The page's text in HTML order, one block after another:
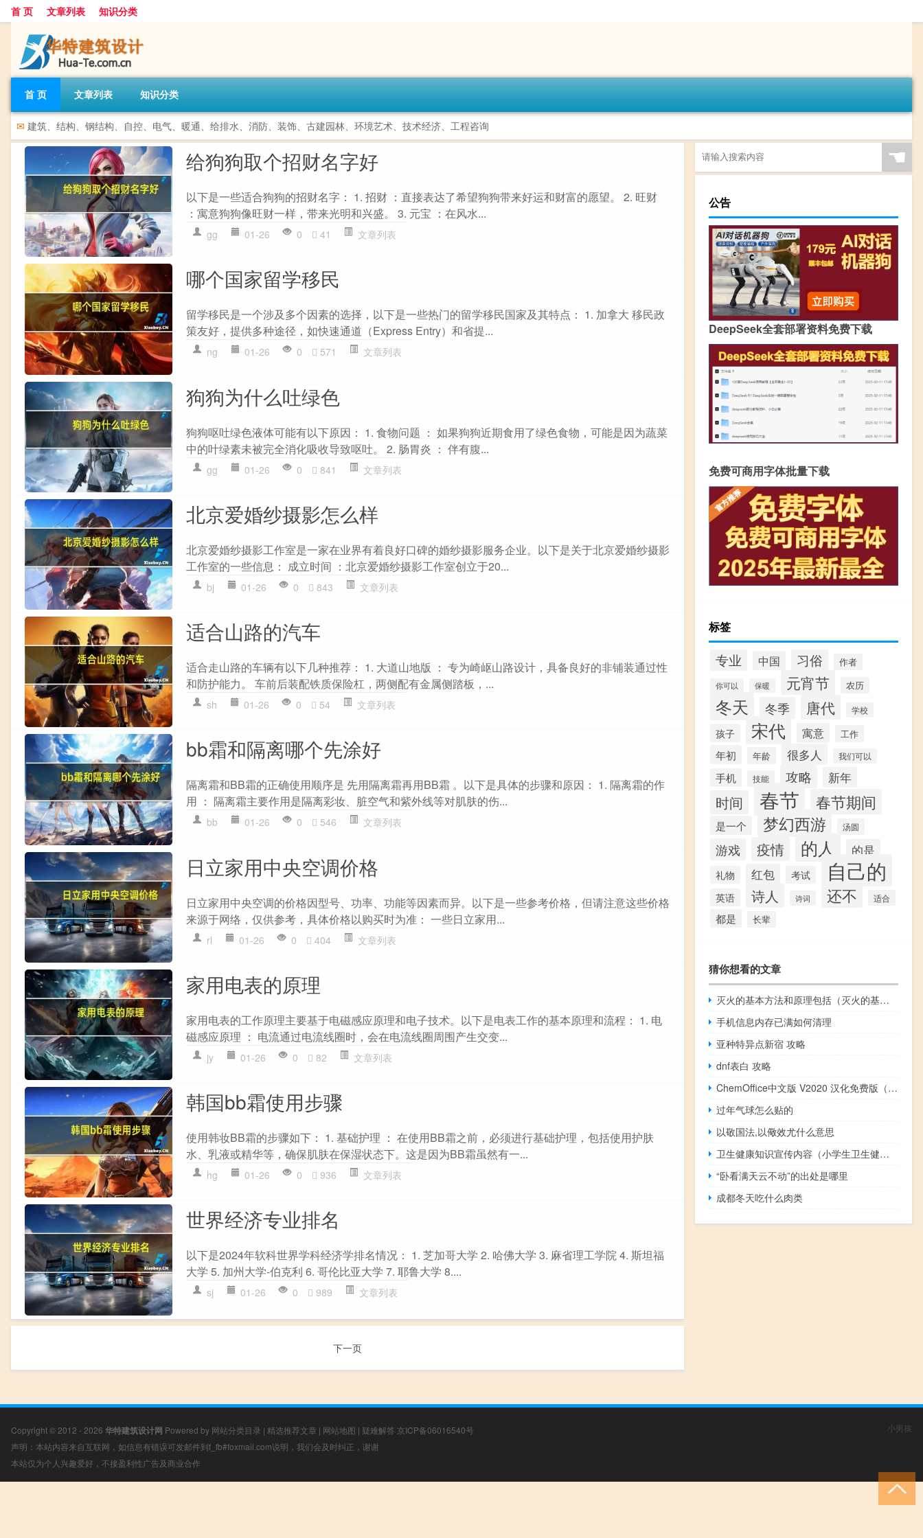
首 页 文章列表 知识分类
首 页 文章列表 知识分类
✉ 建筑、结构、钢结构、自控、电气、暖通、给排水、消防、装饰、古建园林、环境艺术、技术经济、工程咨询
给狗狗取个招财名字好
以下是一些适合狗狗的招财名字： 1. 招财 ：直接表达了希望狗狗带来好运和财富的愿望。 2. 旺财
：寓意狗狗像旺财一样，带来光明和兴盛。 3. 元宝 ：在风水...
gg 01-26 0 41 文章列表
哪个国家留学移民
留学移民是一个涉及多个因素的选择，以下是一些热门的留学移民国家及其特点： 1. 加拿大 移民政
策友好，提供多种途径，如快速通道（Express Entry）和省提...
ng 01-26 0 571 文章列表
狗狗为什么吐绿色
狗狗呕吐绿色液体可能有以下原因： 1. 食物问题 ： 如果狗狗近期食用了绿色食物，可能是因为蔬菜
中的叶绿素未被完全消化吸收导致呕吐。 2. 肠胃炎 ： 伴有腹...
gg 01-26 0 841 文章列表
北京爱婚纱摄影怎么样
北京爱婚纱摄影工作室是一家在业界有着良好口碑的婚纱摄影服务企业。以下是关于北京爱婚纱摄影
工作室的一些信息： 成立时间 ：北京爱婚纱摄影工作室创立于20...
bj 01-26 0 843 文章列表
适合山路的汽车
适合走山路的车辆有以下几种推荐： 1. 大道山地版 ： 专为崎岖山路设计，具备良好的非铺装通过性
和防护能力。 车前后装配铁质保险杠，两侧配有金属侧踏板，...
sh 01-26 0 54 文章列表
bb霜和隔离哪个先涂好
隔离霜和BB霜的正确使用顺序是 先用隔离霜再用BB霜 。以下是具体的步骤和原因： 1. 隔离霜的作
用 ： 隔离霜主要作用是隔离彩妆、脏空气和紫外线等对肌肤的伤...
bb 01-26 0 546 文章列表
日立家用中央空调价格
日立家用中央空调的价格因型号、功率、功能等因素而异。以下是一些参考价格，但请注意这些价格
来源于网络，仅供参考，具体价格以购买时为准： 一些日立家用...
rl 01-26 0 404 文章列表
家用电表的原理
家用电表的工作原理主要基于电磁感应原理和电子技术。以下是电表工作的基本原理和流程： 1. 电
磁感应原理 ： 电流通过电流线圈时，会在电流线圈周围产生交变...
jy 01-26 0 82 文章列表
韩国bb霜使用步骤
使用韩妆BB霜的步骤如下： 1. 基础护理 ： 在使用BB霜之前，必须进行基础护理，包括使用护肤
水、乳液或精华等，确保肌肤在保湿状态下。这是因为BB霜虽然有一...
hg 01-26 0 936 文章列表
世界经济专业排名
以下是2024年软科世界学科经济学排名情况： 1. 芝加哥大学 2. 哈佛大学 3. 麻省理工学院 4. 斯坦福
大学 5. 加州大学-伯克利 6. 哥伦比亚大学 7. 耶鲁大学 8....
sj 01-26 0 989 文章列表
下一页
☚
公告
DeepSeek全套部署资料免费下载
免费可商用字体批量下载
标签
专业 中国 习俗 作者
你可以 保暖 元宵节 农历
冬天 冬季 唐代 学校
孩子 宋代 寓意 工作
年初 年龄 很多人 我们可以
手机 技能 攻略 新年
时间 春节 春节期间
是一个 梦幻西游 汤圆
游戏 疫情 的人 的是
礼物 红包 考试 自己的
英语 诗人 诗词 还不 适合
都是 长辈
猜你想看的文章
灭火的基本方法和原理包括（灭火的基本方法有四种）
手机信息内存已满如何清理
亚种特异点新宿 攻略
dnf表白 攻略
ChemOffice中文版 V2020 汉化免费版（ChemOffice中文版 V2020 汉化免费版功能简介）
过年气球怎么贴的
以敬国法,以儆效尤什么意思
卫生健康知识宣传内容（小学生卫生健康知识）
“卧看满天云不动”的出处是哪里
成都冬天吃什么肉类
Copyright © 2012 - 2026 华特建筑设计网 Powered by 网站分类目录 | 精选推荐文章 | 网站地图 | 疑难解答 京ICP备06016540号
声明：本站内容来自互联网，如信息有错误可发邮件到f_fb#foxmail.com说明，我们会及时纠正，谢谢
本站仅为个人兴趣爱好，不接盈利性广告及商业合作
小男孩